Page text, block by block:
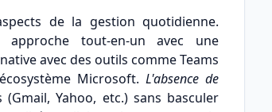
de la gestion quotidienne.
tout-en-un avec une
avec des outils comme Teams
Microsoft. L'absence de
Yahoo, etc.) sans basculer